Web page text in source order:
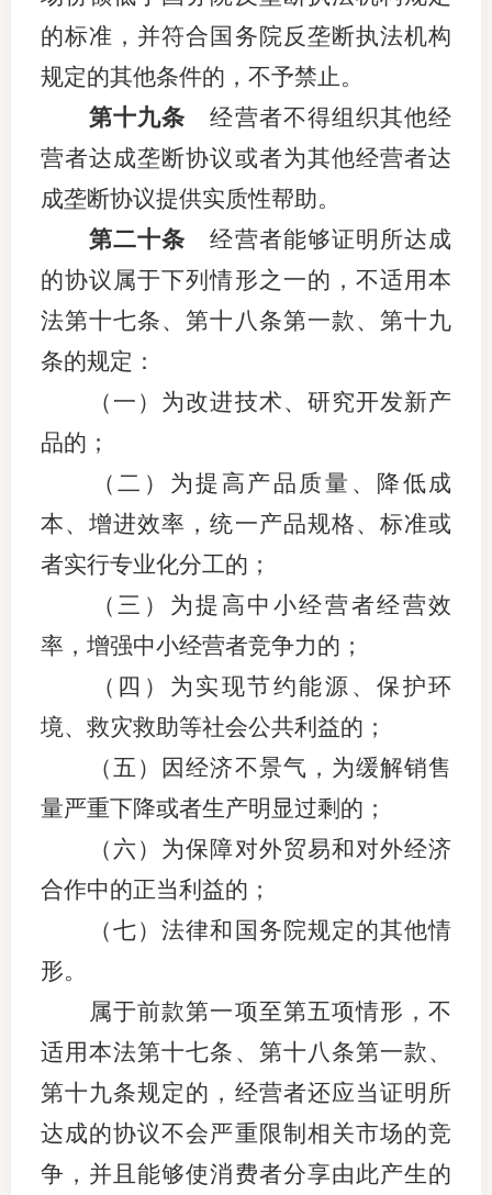
的标准，并符合国务院反垄断执法机构
规定的其他条件的，不予禁止。
第十九条 经营者不得组织其他经
营者达成垄断协议或者为其他经营者达
成垄断协议提供实质性帮助。
第二十条 经营者能够证明所达成
的协议属于下列情形之一的，不适用本
法第十七条、第十八条第一款、第十九
条的规定：
（一）为改进技术、研究开发新产
品的；
（二）为提高产品质量、降低成
本、增进效率，统一产品规格、标准或
者实行专业化分工的；
（三）为提高中小经营者经营效
率，增强中小经营者竞争力的；
（四）为实现节约能源、保护环
境、救灾救助等社会公共利益的；
（五）因经济不景气，为缓解销售
量严重下降或者生产明显过剩的；
（六）为保障对外贸易和对外经济
合作中的正当利益的；
（七）法律和国务院规定的其他情
形。
属于前款第一项至第五项情形，不
适用本法第十七条、第十八条第一款、
第十九条规定的，经营者还应当证明所
达成的协议不会严重限制相关市场的竞
争，并且能够使消费者分享由此产生的